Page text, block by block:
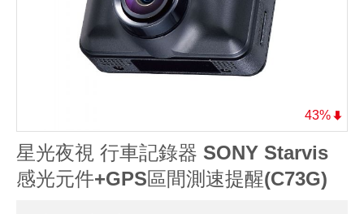
43%
星光夜視 行車記錄器 SONY Starvis
感光元件+GPS區間測速提醒(C73G)